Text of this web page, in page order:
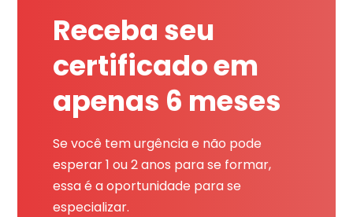
Receba seu
certificado em
apenas 6 meses
Se você tem urgência e não pode
esperar 1 ou 2 anos para se formar,
essa é a oportunidade para se
especializar.